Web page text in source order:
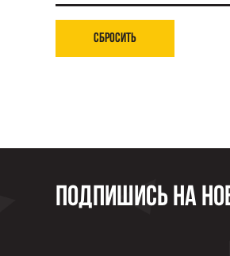
Сбросить
Подпишись на